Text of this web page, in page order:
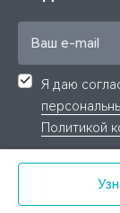
Я даю
Политикой
Связаться